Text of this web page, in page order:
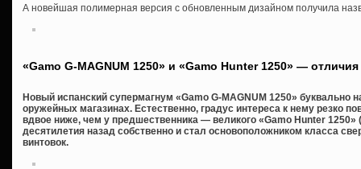
А новейшая полимерная версия с обновленным дизайном получила
«Gamo G-MAGNUM 1250» и «Gamo Hunter 1250» —
Новый испанский супермагнум «Gamo G-MAGNUM 1250» буквально
оружейных магазинах. Естественно, градус интереса к нему резко
вдвое ниже, чем у предшественника — великого «Gamo Hunter 1250»
десятилетия назад собственно и стал основоположником класса
винтовок.